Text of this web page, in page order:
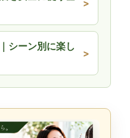
シーン別に楽し